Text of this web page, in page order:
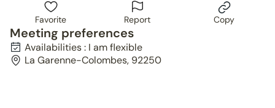
Favorite Report Copy
Meeting preferences
Availabilities : I am flexible
La Garenne-Colombes, 92250